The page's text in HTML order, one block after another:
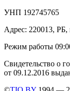
УНП 192745765
Адрес: 220013,
Режим работы
Свидетельство о
от 09.12.2016